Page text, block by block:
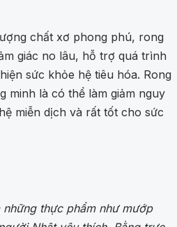
chất xơ phong phú, rong
giác no lâu, hỗ trợ quá trình
sức khỏe hệ tiêu hóa. Rong
minh là có thể làm giảm nguy
miễn dịch và rất tốt cho sức
những thực phẩm như mướp